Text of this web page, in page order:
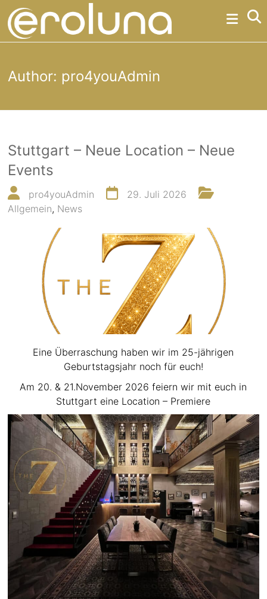
Skip
to
content
Eroluna
Erotikpartys
erotische
Events
Erotische
Partys
der
etwas
Author: pro4youAdmin
Stuttgart – Neue Location – Neue
Events
pro4youAdmin
29. Juli 2026
Allgemein, News
Eine Überraschung haben wir im 25-jährigen
Geburtstagsjahr noch für euch!
Am 20. & 21.November 2026 feiern wir mit euch in
Stuttgart eine Location – Premiere